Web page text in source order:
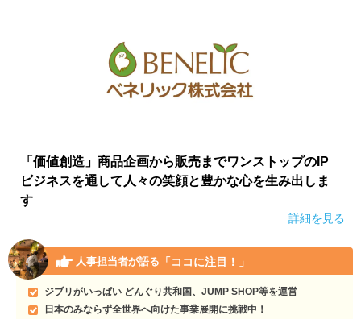
「価値創造」商品企画から販売までワンストップのIP
ビジネスを通して人々の笑顔と豊かな心を生み出しま
す
詳細を見る
人事担当者が語る 「ココに注目！」
ジブリがいっぱい どんぐり共和国、JUMP SHOP等を運営
日本のみならず全世界へ向けた事業展開に挑戦中！